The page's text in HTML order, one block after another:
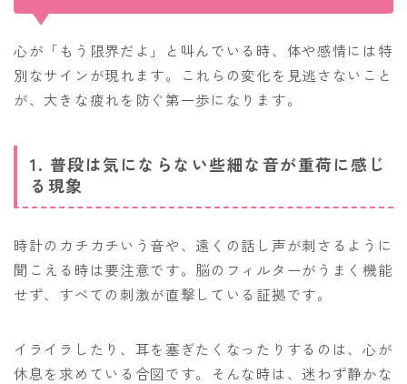
心が「もう限界だよ」と叫んでいる時、体や感情には特
別なサインが現れます。これらの変化を見逃さないこと
が、大きな疲れを防ぐ第一歩になります。
1. 普段は気にならない些細な音が重荷に感じ
る現象
時計のカチカチいう音や、遠くの話し声が刺さるように
聞こえる時は要注意です。脳のフィルターがうまく機能
せず、すべての刺激が直撃している証拠です。
イライラしたり、耳を塞ぎたくなったりするのは、心が
休息を求めている合図です。そんな時は、迷わず静かな